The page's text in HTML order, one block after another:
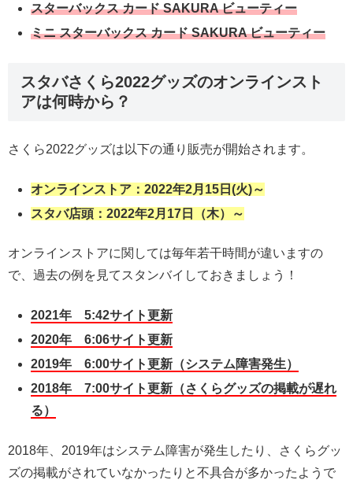
スターバックス カード SAKURA ビューティー
ミニ スターバックス カード SAKURA ビューティー
スタバさくら2022グッズのオンラインスト
アは何時から？
さくら2022グッズは以下の通り販売が開始されます。
オンラインストア：2022年2月15日(火)～
スタバ店頭：2022年2月17日（木）～
オンラインストアに関しては毎年若干時間が違いますの
で、過去の例を見てスタンバイしておきましょう！
2021年 5:42サイト更新
2020年 6:06サイト更新
2019年 6:00サイト更新（システム障害発生）
2018年 7:00サイト更新（さくらグッズの掲載が遅れ
る）
2018年、2019年はシステム障害が発生したり、さくらグッ
ズの掲載がされていなかったりと不具合が多かったようで